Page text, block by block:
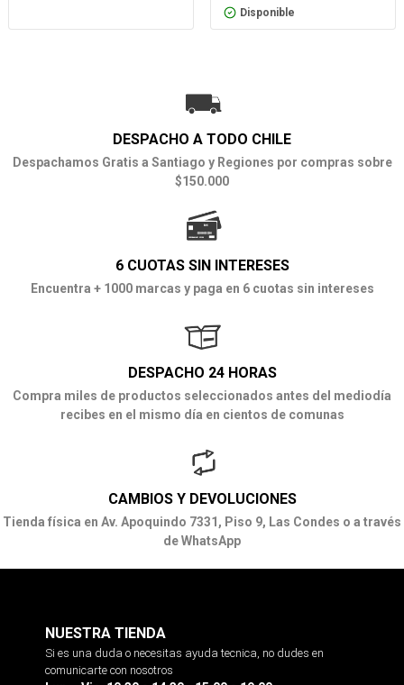
Disponible
DESPACHO A TODO CHILE
Despachamos Gratis a Santiago y Regiones por compras sobre
$150.000
6 CUOTAS SIN INTERESES
Encuentra + 1000 marcas y paga en 6 cuotas sin intereses
DESPACHO 24 HORAS
Compra miles de productos seleccionados antes del mediodía
recibes en el mismo día en cientos de comunas
CAMBIOS Y DEVOLUCIONES
Tienda física en Av. Apoquindo 7331, Piso 9, Las Condes o a través
de WhatsApp
NUESTRA TIENDA
Si es una duda o necesitas ayuda tecnica, no dudes en
comunicarte con nosotros